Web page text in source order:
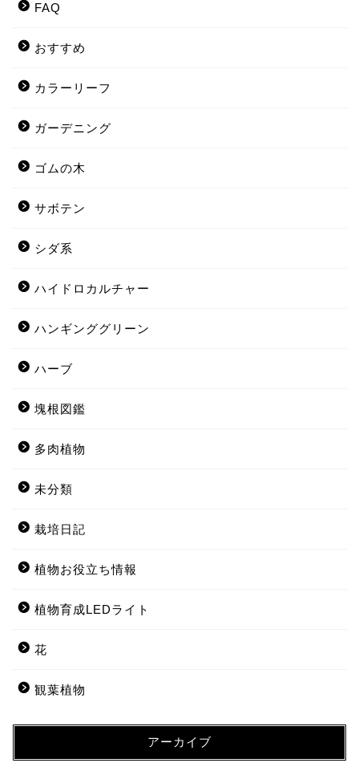
FAQ
おすすめ
カラーリーフ
ガーデニング
ゴムの木
サボテン
シダ系
ハイドロカルチャー
ハンギンググリーン
ハーブ
塊根図鑑
多肉植物
未分類
栽培日記
植物お役立ち情報
植物育成LEDライト
花
観葉植物
アーカイブ